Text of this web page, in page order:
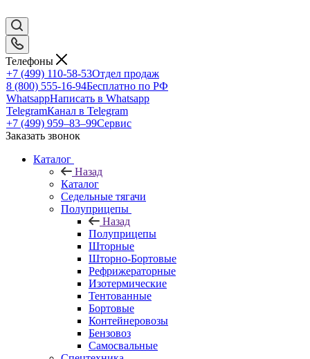
Телефоны
+7 (499) 110-58-53Отдел продаж
8 (800) 555-16-94Бесплатно по РФ
WhatsappНаписать в Whatsapp
TelegramКанал в Telegram
+7 (499) 959‒83‒99Сервис
Заказать звонок
Каталог
Назад
Каталог
Седельные тягачи
Полуприцепы
Назад
Полуприцепы
Шторные
Шторно-Бортовые
Рефрижераторные
Изотермические
Тентованные
Бортовые
Контейнеровозы
Бензовоз
Самосвальные